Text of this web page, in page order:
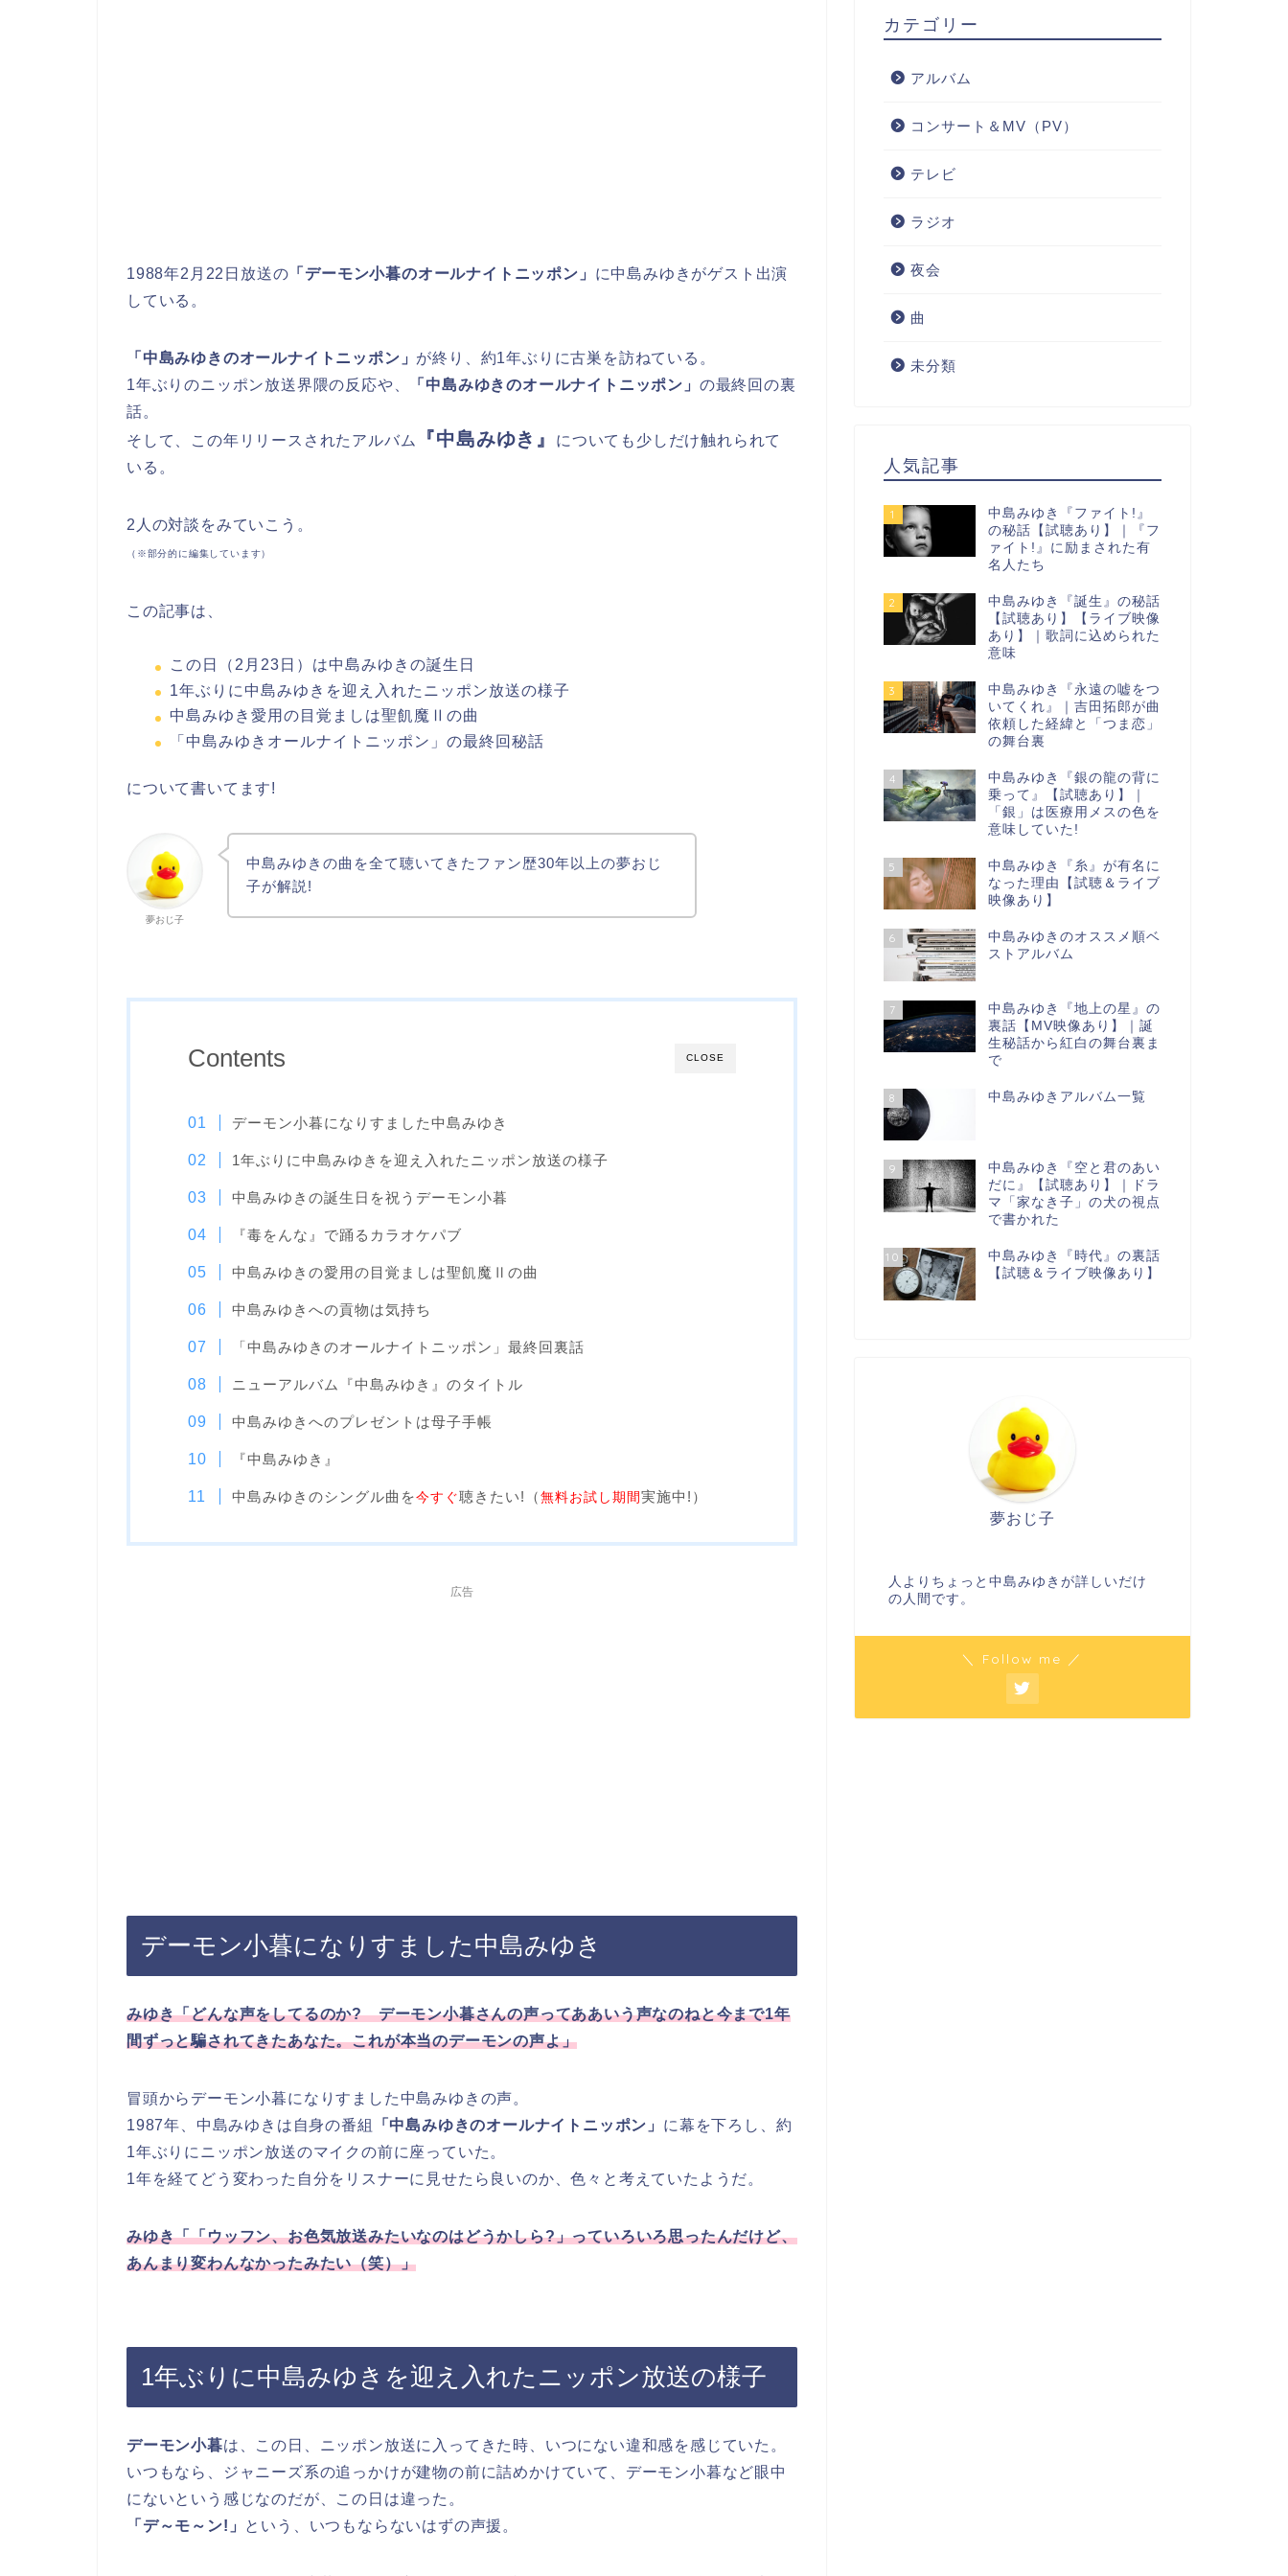
1988年2月22日放送の 「デーモン小暮のオールナイトニッポン」 に中島みゆきがゲスト出演
している。
「中島みゆきのオールナイトニッポン」 が終り、約1年ぶりに古巣を訪ねている。
1年ぶりのニッポン放送界隈の反応や、
「中島みゆきのオールナイトニッポン」 の最終回の裏
話。
そして、この年リリースされたアルバム
『中島みゆき』
についても少しだけ触れられて
いる。
2人の対談をみていこう。
（※部分的に編集しています）
この記事は、
この日（2月23日）は中島みゆきの誕生日
1年ぶりに中島みゆきを迎え入れたニッポン放送の様子
中島みゆき愛用の目覚ましは聖飢魔Ⅱの曲
「中島みゆきオールナイトニッポン」の最終回秘話
について書いてます!
夢おじ子
中島みゆきの曲を全て聴いてきたファン歴30年以上の夢おじ
子が解説!
CLOSE
Contents
デーモン小暮になりすました中島みゆき
1年ぶりに中島みゆきを迎え入れたニッポン放送の様子
中島みゆきの誕生日を祝うデーモン小暮
『毒をんな』で踊るカラオケパブ
中島みゆきの愛用の目覚ましは聖飢魔Ⅱの曲
中島みゆきへの貢物は気持ち
「中島みゆきのオールナイトニッポン」最終回裏話
ニューアルバム『中島みゆき』のタイトル
中島みゆきへのプレゼントは母子手帳
『中島みゆき』
中島みゆきのシングル曲を今すぐ聴きたい!（無料お試し期間実施中!）
広告
デーモン小暮になりすました中島みゆき
みゆき「どんな声をしてるのか? デーモン小暮さんの声ってああいう声なのねと今まで1年
間ずっと騙されてきたあなた。これが本当のデーモンの声よ」
冒頭からデーモン小暮になりすました中島みゆきの声。
1987年、中島みゆきは自身の番組
「中島みゆきのオールナイトニッポン」 に幕を下ろし、約
1年ぶりにニッポン放送のマイクの前に座っていた。
1年を経てどう変わった自分をリスナーに見せたら良いのか、色々と考えていたようだ。
みゆき「「ウッフン、お色気放送みたいなのはどうかしら?」っていろいろ思ったんだけど、
あんまり変わんなかったみたい（笑）」
1年ぶりに中島みゆきを迎え入れたニッポン放送の様子
デーモン小暮は、この日、ニッポン放送に入ってきた時、いつにない違和感を感じていた。
いつもなら、ジャニーズ系の追っかけが建物の前に詰めかけていて、デーモン小暮など眼中
にないという感じなのだが、この日は違った。
「デ～モ～ン!」 という、いつもならないはずの声援。
カテゴリー
アルバム
コンサート＆MV（PV）
テレビ
ラジオ
夜会
曲
未分類
人気記事
1
中島みゆき『ファイト!』
の秘話【試聴あり】｜『フ
ァイト!』に励まされた有
名人たち
2
中島みゆき『誕生』の秘話
【試聴あり】【ライブ映像
あり】｜歌詞に込められた
意味
3
中島みゆき『永遠の嘘をつ
いてくれ』｜吉田拓郎が曲
依頼した経緯と「つま恋」
の舞台裏
4
中島みゆき『銀の龍の背に
乗って』【試聴あり】｜
「銀」は医療用メスの色を
意味していた!
5
中島みゆき『糸』が有名に
なった理由【試聴＆ライブ
映像あり】
6
中島みゆきのオススメ順ベ
ストアルバム
7
中島みゆき『地上の星』の
裏話【МV映像あり】｜誕
生秘話から紅白の舞台裏ま
で
8 中島みゆきアルバム一覧
9
中島みゆき『空と君のあい
だに』【試聴あり】｜ドラ
マ「家なき子」の犬の視点
で書かれた
10
中島みゆき『時代』の裏話
【試聴＆ライブ映像あり】
夢おじ子
人よりちょっと中島みゆきが詳しいだけ
の人間です。
＼ Follow me ／